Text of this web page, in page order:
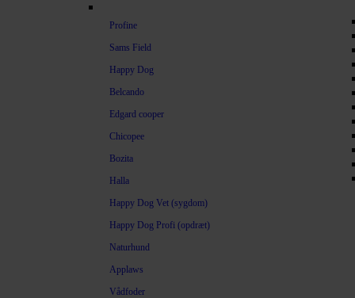
Profine
Sams Field
Happy Dog
Belcando
Edgard cooper
Chicopee
Bozita
Halla
Happy Dog Vet (sygdom)
Happy Dog Profi (opdræt)
Naturhund
Applaws
Vådfoder